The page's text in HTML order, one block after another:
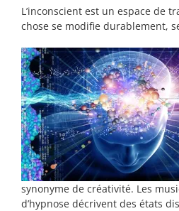
L’inconscient est un espace de
chose se modifie durablement,
synonyme de créativité. Les
d’hypnose décrivent des états